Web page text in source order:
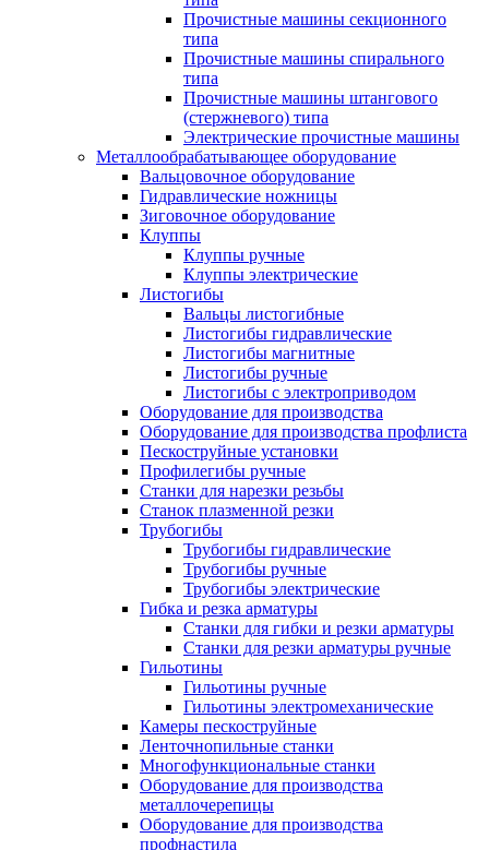
Прочистные машины секционного
типа
Прочистные машины спирального
типа
Прочистные машины штангового
(стержневого) типа
Электрические прочистные машины
Металлообрабатывающее оборудование
Вальцовочное оборудование
Гидравлические ножницы
Зиговочное оборудование
Клуппы
Клуппы ручные
Клуппы электрические
Листогибы
Вальцы листогибные
Листогибы гидравлические
Листогибы магнитные
Листогибы ручные
Листогибы с электроприводом
Оборудование для производства
Оборудование для производства профлиста
Пескоструйные установки
Профилегибы ручные
Станки для нарезки резьбы
Станок плазменной резки
Трубогибы
Трубогибы гидравлические
Трубогибы ручные
Трубогибы электрические
Гибка и резка арматуры
Станки для гибки и резки арматуры
Станки для резки арматуры ручные
Гильотины
Гильотины ручные
Гильотины электромеханические
Камеры пескоструйные
Ленточнопильные станки
Многофункциональные станки
Оборудование для производства
металлочерепицы
Оборудование для производства
профнастила